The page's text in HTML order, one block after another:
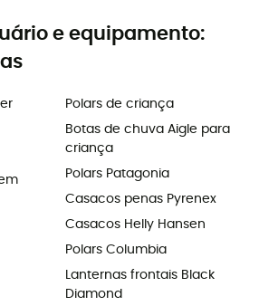
e equipamento:
Polars de criança
Botas de chuva Aigle para
criança
Polars Patagonia
Casacos penas Pyrenex
Casacos Helly Hansen
Polars Columbia
Lanternas frontais Black
Diamond